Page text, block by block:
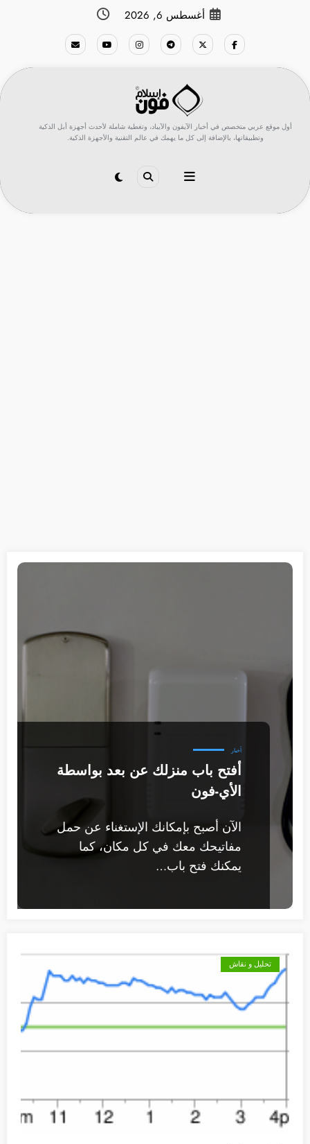
أغسطس 6, 2026
أول موقع عربي متخصص في أخبار الآيفون والآيباد، وتغطية شاملة لأحدث أجهزة أبل الذكية
وتطبيقاتها، بالإضافة إلى كل ما يهمك في عالم التقنية والأجهزة الذكية.
أخبار
أفتح باب منزلك عن بعد بواسطة
الأي-فون
الآن أصبح بإمكانك الإستغناء عن حمل
مفاتيحك معك في كل مكان، كما
يمكنك فتح باب…
تحليل و نقاش